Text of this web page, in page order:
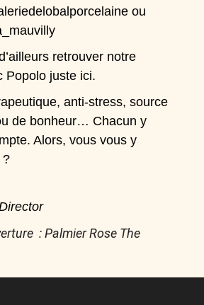
ou
retrouver notre
Popolo juste ici.
anti-stress, source
de bonheur… Chacun y
Alors, vous vous y
?
: Palmier Rose The